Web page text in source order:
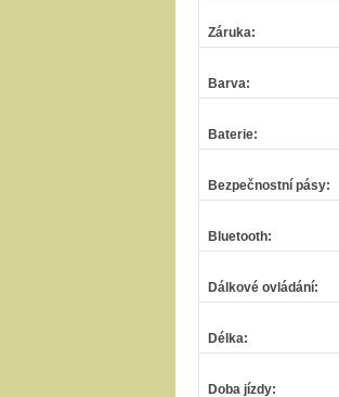
Záruka:
Barva:
Baterie:
Bezpečnostní pásy:
Bluetooth:
Dálkové ovládání:
Délka:
Doba jízdy: